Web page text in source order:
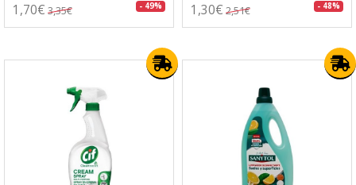
1,70€ 3,35€ - 49% 1,30€ 2,51€ - 48%